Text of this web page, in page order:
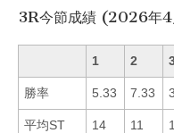
3R今節成績 (2026年4
1 2
勝率 5.33 7.33
平均ST 14 11